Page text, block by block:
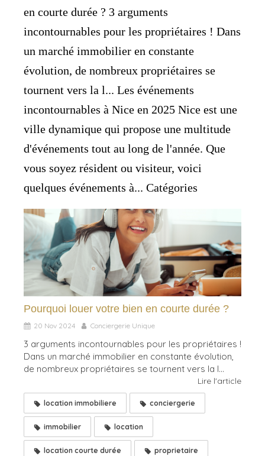
en courte durée ? 3 arguments
incontournables pour les propriétaires ! Dans
un marché immobilier en constante
évolution, de nombreux propriétaires se
tournent vers la l... Les événements
incontournables à Nice en 2025 Nice est une
ville dynamique qui propose une multitude
d'événements tout au long de l'année. Que
vous soyez résident ou visiteur, voici
quelques événements à... Catégories
Pourquoi louer votre bien en courte durée ?
20 Nov 2024 Conciergerie Unique
3 arguments incontournables pour les propriétaires !
Dans un marché immobilier en constante évolution,
de nombreux propriétaires se tournent vers la l...
Lire l'article
location immobiliere conciergerie
immobilier location
location courte durée proprietaire